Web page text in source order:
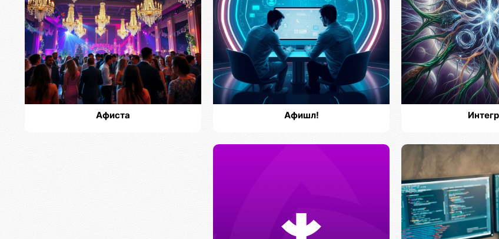
Афиста Афишл!